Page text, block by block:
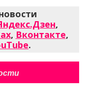
,
, Вконтакте,
.